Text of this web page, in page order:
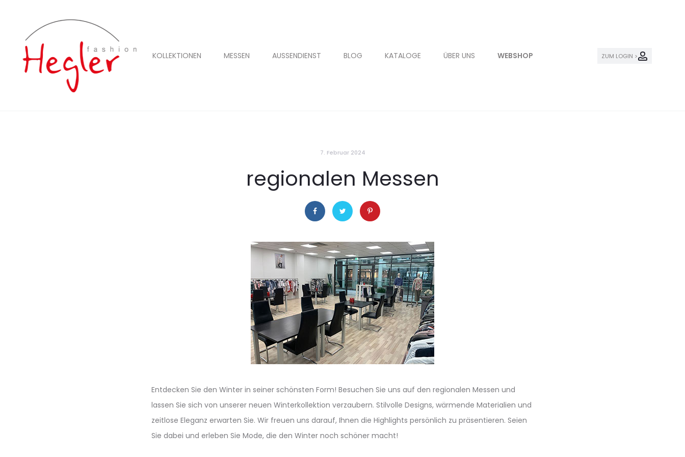
KOLLEKTIONEN MESSEN AUSSENDIENST BLOG KATALOGE ÜBER UNS WEBSHOP ZUM LOGIN >
7. Februar 2024
regionalen Messen
Entdecken Sie den Winter in seiner schönsten Form! Besuchen Sie uns auf den regionalen Messen und
lassen Sie sich von unserer neuen Winterkollektion verzaubern. Stilvolle Designs, wärmende Materialien und
zeitlose Eleganz erwarten Sie. Wir freuen uns darauf, Ihnen die Highlights persönlich zu präsentieren. Seien
Sie dabei und erleben Sie Mode, die den Winter noch schöner macht!